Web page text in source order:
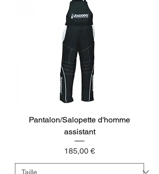
Pantalon/Salopette d'homme
assistant
Preis
185,00 €